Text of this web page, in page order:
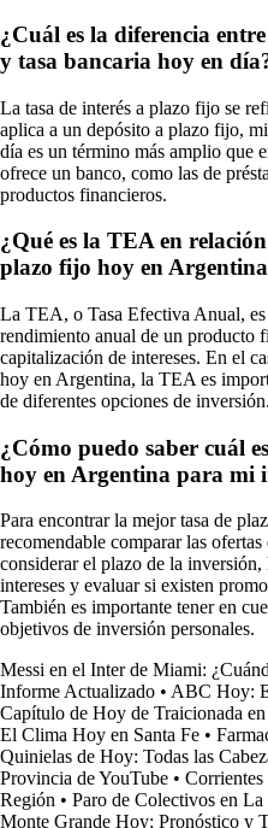
¿Cuál es la diferencia
y tasa bancaria hoy en
La tasa de interés a plazo fijo se
aplica a un depósito a plazo fijo,
día es un término más amplio que
ofrece un banco, como las de
productos financieros.
¿Qué es la TEA en
plazo fijo hoy en
La TEA, o Tasa Efectiva Anual,
rendimiento anual de un producto
capitalización de intereses. En el
hoy en Argentina, la TEA es
de diferentes opciones de inversión.
¿Cómo puedo saber cuál
hoy en Argentina para mi
Para encontrar la mejor tasa de
recomendable comparar las
considerar el plazo de la
intereses y evaluar si existen
También es importante tener en
objetivos de inversión personales.
Messi en el Inter de Miami:
Informe Actualizado • ABC Hoy:
Capítulo de Hoy de Traicionada
El Clima Hoy en Santa Fe •
Quinielas de Hoy: Todas las
Provincia de YouTube •
Región • Paro de Colectivos en
Monte Grande Hoy: Pronóstico y